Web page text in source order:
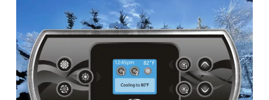
Gecko,
contrôle
facile
et
pratique